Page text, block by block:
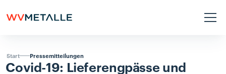
Start Pressemitteilungen
Covid-19: Lieferengpässe und